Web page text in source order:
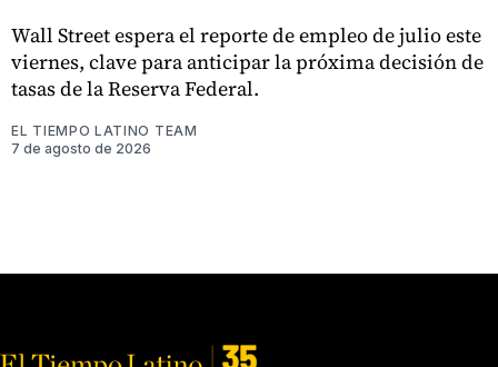
Wall Street espera el reporte de empleo de julio este
viernes, clave para anticipar la próxima decisión de
tasas de la Reserva Federal.
EL TIEMPO LATINO TEAM
7 de agosto de 2026